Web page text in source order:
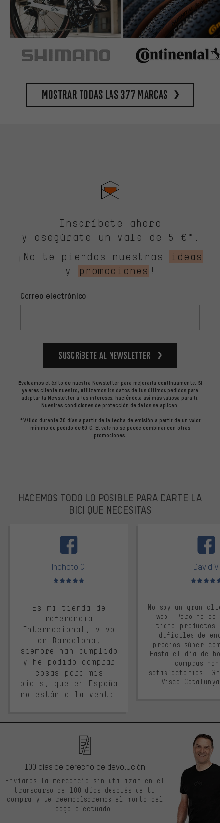
Mostrar todas las 377 marcas
Inscríbete ahora
y asegúrate un vale de 5 €*.
¡No te pierdas nuestras
ideas
y
promociones !
Correo electrónico
Suscríbete al newsletter
Evaluamos el éxito de nuestra Newsletter para mejorarla continuamente. Si
ya eres cliente nuestro, utilizamos los datos de tus últimos pedidos para
adaptar la Newsletter a tus intereses, haciéndola así más valiosa para ti.
Nuestras condiciones de protección de datos se aplican.
*Válido durante 30 días a partir de la fecha de emisión a partir de un valor
mínimo de pedido de 60 €. El vale no se puede combinar con otras
promociones.
HACEMOS TODO LO POSIBLE PARA DARTE LA
BICI QUE NECESITAS
Inphoto C.
Valoración media: 5 de 5
Es mi tienda de
referencia
Internacional, vivo
en Barcelona,
siempre han cumplido
y he podido comprar
cosas para mis
bicis, que en España
no están a la venta.
David V.
Valoración
No soy un gran
web. Pero he
tiene productos
difíciles de
precios súper
Hasta el día de
compras
satisfactorios.
Visca
100 días de derecho de devolución
Envíanos la mercancía sin utilizar en el
transcurso de 100 días después de tu
compra y te reembolsaremos el monto del
pago efectuado.